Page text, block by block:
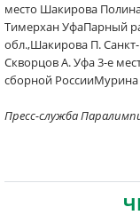
место Шакирова
Тимерхан УфаПарный
обл.,Шакирова П.
Скворцов А. Уфа 3-е
сборной
Пресс-служба